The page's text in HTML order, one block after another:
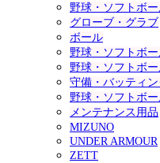
野球・ソフトボー
グローブ・グラブ
ボール
野球・ソフトボ
野球・ソフトボ
守備・バッティ
野球・ソフトボ
メンテナンス用品
MIZUNO
UNDER ARMOUR
ZETT